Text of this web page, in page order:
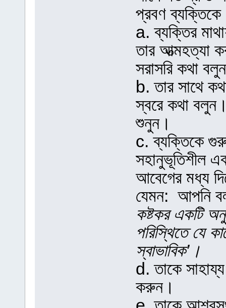
প্রবণ ব্যক্তিকে
a. ব্যক্তির
তার আত্মহত্যা
সরাসরি কথা
b. তার সাথে
স্বরে কথা
শুনুন।
c. ব্যক্তিকে
সহানুভূতিশীল
আবেগের মধ্য
যেমন: আপনি
কষ্টকর একটি
পরিস্থিতে যে
স্বাভাবিক’।
d. তাকে
করুন।